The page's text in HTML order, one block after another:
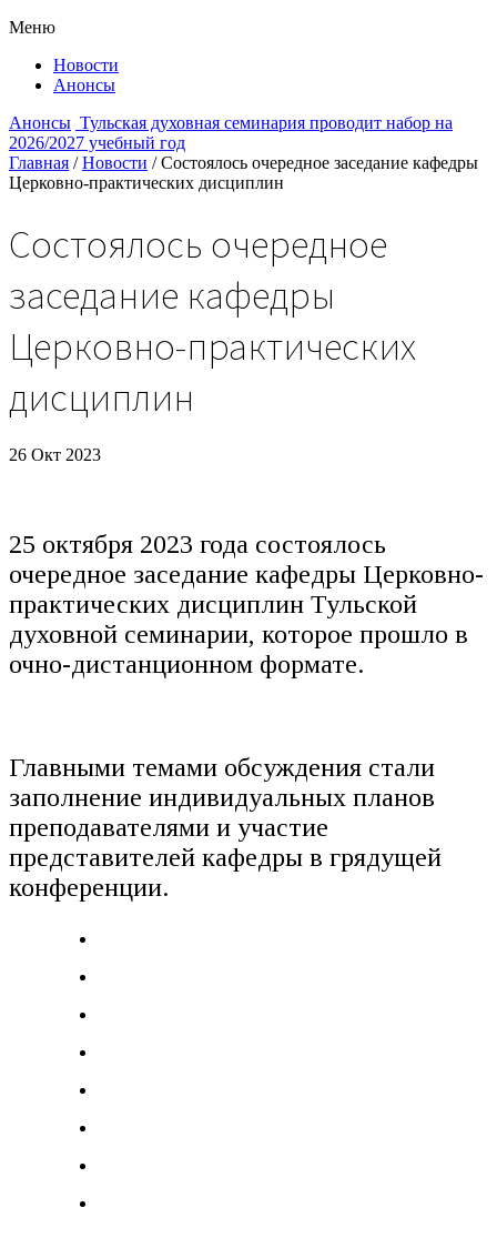
Меню
Новости
Анонсы
Анонсы Тульская духовная семинария проводит набор на
2026/2027 учебный год
Главная / Новости / Состоялось очередное заседание кафедры
Церковно-практических дисциплин
Состоялось очередное
заседание кафедры
Церковно-практических
дисциплин
26 Окт 2023
25 октября 2023 года состоялось
очередное заседание кафедры Церковно-
практических дисциплин Тульской
духовной семинарии, которое прошло в
очно-дистанционном формате.
Главными темами обсуждения стали
заполнение индивидуальных планов
преподавателями и участие
представителей кафедры в грядущей
конференции.